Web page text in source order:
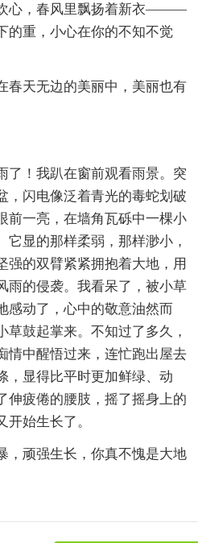
心，春风里飘扬着新衣———
的重，小心在你的不知不觉
春天无边的美丽中，美丽也有
了！我趴在窗前观看雨景。突
，闪电像泛着青光的毒蛇划破
前一亮，在墙角瓦砾中一棵小
显的那样柔弱，那样渺小，
强的双臂紧紧拥抱着大地，用
雨的侵袭。我看呆了，被小草
感动了，心中的敬意油然而
鼓起掌来。不知过了多久，
情中醒悟过来，连忙跑出屋去
，显得比平时更加鲜绿、动
伸疲倦的腰肢，摇了摇身上的
始生长了。
，顽强生长，你真不愧是大地